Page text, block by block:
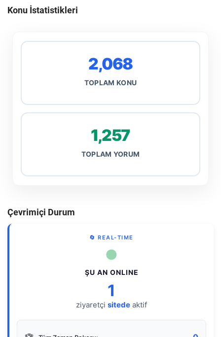
Konu İstatistikleri
2,068
TOPLAM KONU
1,257
TOPLAM YORUM
Çevrimiçi Durum
🔄 REAL-TIME
●
ŞU AN ONLINE
1
ziyaretçi sitede aktif